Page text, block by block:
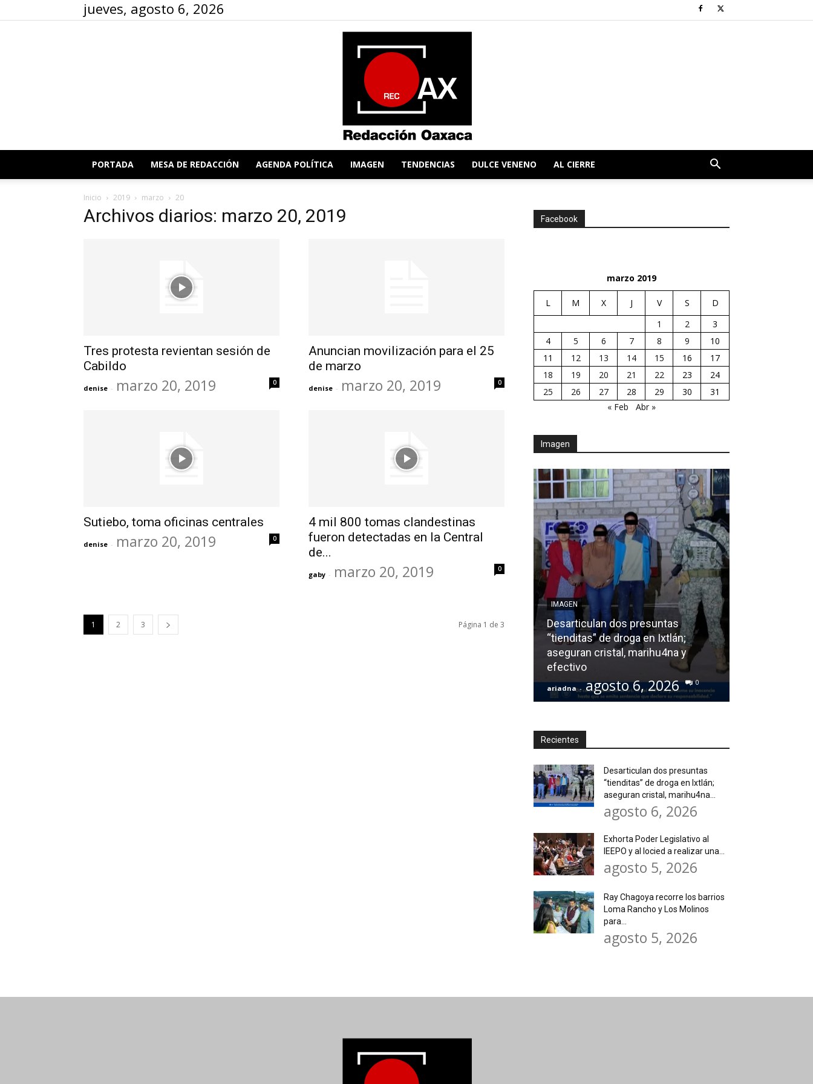
jueves, agosto 6, 2026
PORTADA MESA DE REDACCIÓN AGENDA POLÍTICA IMAGEN TENDENCIAS DULCE VENENO AL CIERRE
Inicio 2019 marzo 20
Archivos diarios: marzo 20, 2019
Tres protesta revientan sesión de
Cabildo
denise - marzo 20, 2019 0
Anuncian movilización para el 25
de marzo
denise - marzo 20, 2019 0
Sutiebo, toma oficinas centrales
denise - marzo 20, 2019 0
4 mil 800 tomas clandestinas
fueron detectadas en la Central
de...
gaby - marzo 20, 2019 0
1 2 3 Página 1 de 3
Facebook
marzo 2019
L M X J V S
D
1
2
3
4
5 6 7 8 9
10
11
12 13 14 15 16
17
18
19 20 21 22 23
24
25
26 27 28 29 30
31
« Feb
Abr »
Imagen
IMAGEN
Desarticulan dos presuntas
“tienditas” de droga en Ixtlán;
aseguran cristal, marihu4na y
efectivo
ariadna - agosto 6, 2026 0
Recientes
Desarticulan dos presuntas
“tienditas” de droga en Ixtlán;
aseguran cristal, marihu4na...
agosto 6, 2026
Exhorta Poder Legislativo al
IEEPO y al Iocied a realizar una...
agosto 5, 2026
Ray Chagoya recorre los barrios
Loma Rancho y Los Molinos
para...
agosto 5, 2026